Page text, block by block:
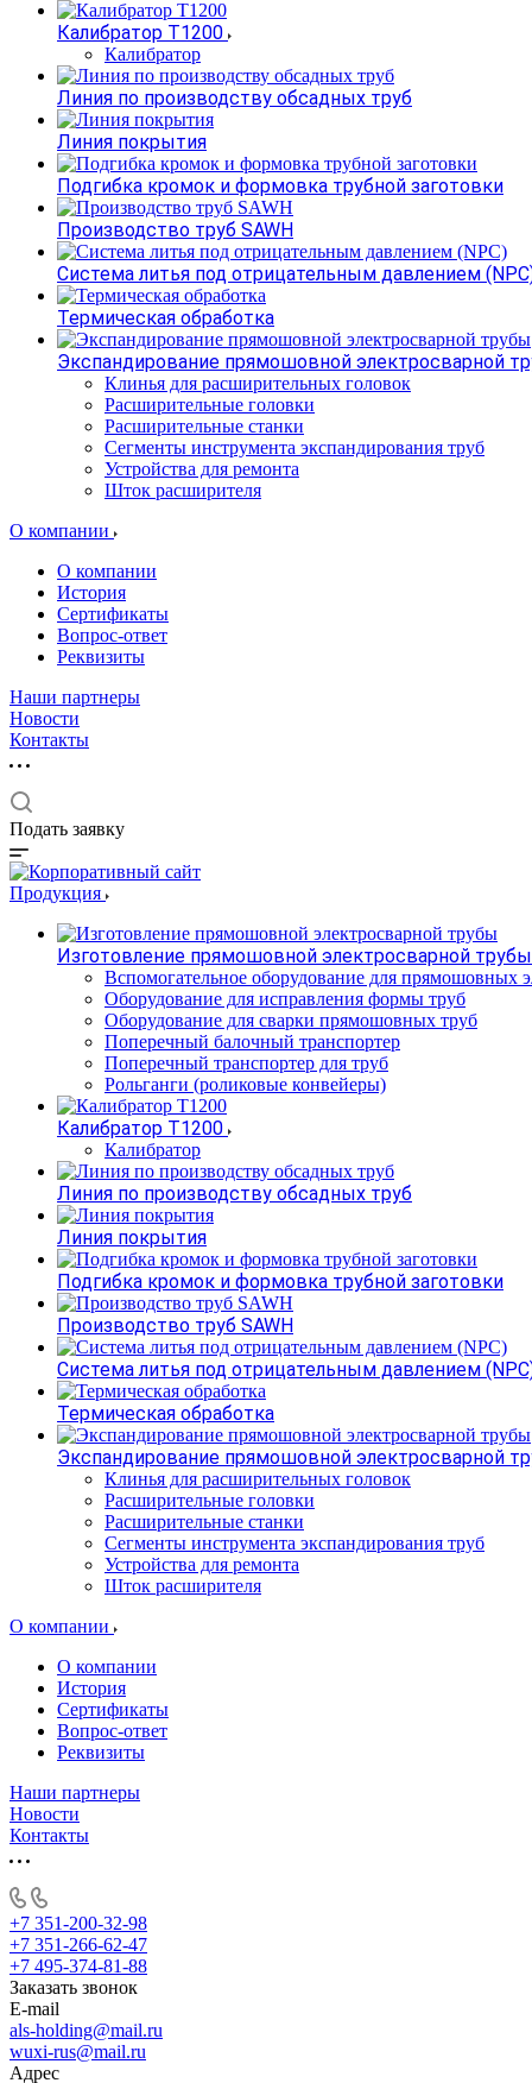
Калибратор Т1200
Калибратор
Линия по производству обсадных труб
Линия покрытия
Подгибка кромок и формовка трубной заготовки
Производство труб SAWH
Система литья под отрицательным давлением
Термическая обработка
Экспандирование прямошовной электросварной
Клинья для расширительных головок
Расширительные головки
Расширительные станки
Сегменты инструмента экспандирования труб
Устройства для ремонта
Шток расширителя
О компании
О компании
История
Сертификаты
Вопрос-ответ
Реквизиты
Наши партнеры
Новости
Контакты
Подать заявку
Продукция
Изготовление прямошовной электросварной трубы
Вспомогательное оборудование для прямошовных
Оборудование для исправления формы труб
Оборудование для сварки прямошовных труб
Поперечный балочный транспортер
Поперечный транспортер для труб
Рольганги (роликовые конвейеры)
Калибратор Т1200
Калибратор
Линия по производству обсадных труб
Линия покрытия
Подгибка кромок и формовка трубной заготовки
Производство труб SAWH
Система литья под отрицательным давлением
Термическая обработка
Экспандирование прямошовной электросварной
Клинья для расширительных головок
Расширительные головки
Расширительные станки
Сегменты инструмента экспандирования труб
Устройства для ремонта
Шток расширителя
О компании
О компании
История
Сертификаты
Вопрос-ответ
Реквизиты
Наши партнеры
Новости
Контакты
+7 351-200-32-98
+7 351-266-62-47
+7 495-374-81-88
Заказать звонок
E-mail
als-holding@mail.ru
wuxi-rus@mail.ru
Адрес